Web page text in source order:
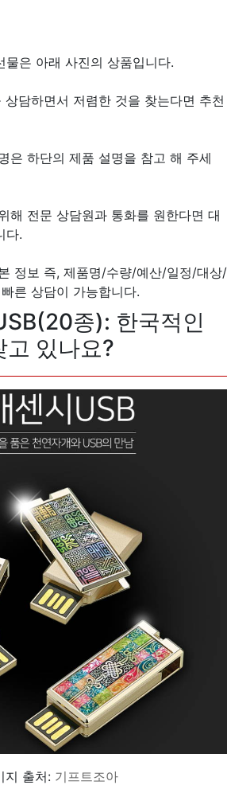
물은 아래 사진의 상품입니다.
담하면서 저렴한 것을 찾는다면 추천
은 하단의 제품 설명을 참고 해 주세
해 전문 상담원과 통화를 원한다면 대
다.
정보 즉, 제품명/수량/예산/일정/대상/
른 상담이 가능합니다.
종): 한국적인
고 있나요?
지 출처: 기프트조아